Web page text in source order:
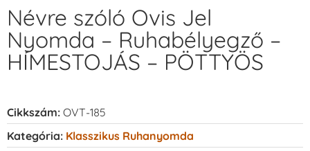
Névre szóló Ovis Jel
Nyomda – Ruhabélyegző –
HÍMESTOJÁS – PÖTTYÖS
Cikkszám: OVT-185
Kategória: Klasszikus Ruhanyomda